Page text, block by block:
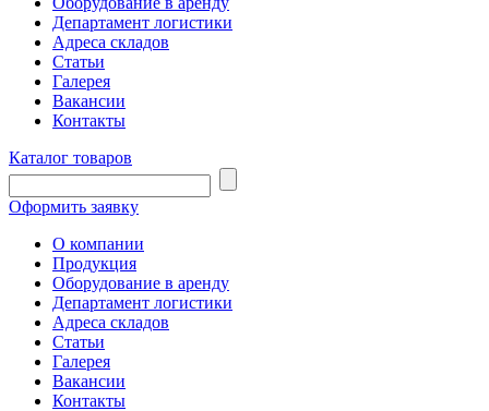
Департамент логистики
Адреса складов
Статьи
Галерея
Вакансии
Контакты
Каталог товаров
Оформить заявку
О компании
Продукция
Оборудование в аренду
Департамент логистики
Адреса складов
Статьи
Галерея
Вакансии
Контакты